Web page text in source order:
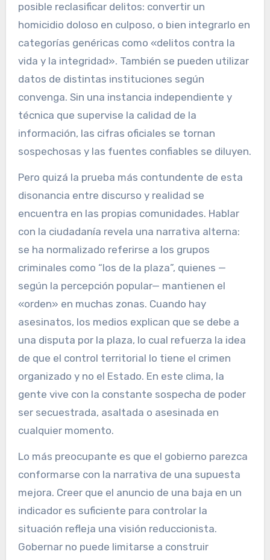
posible reclasificar delitos: convertir un
homicidio doloso en culposo, o bien integrarlo en
categorías genéricas como «delitos contra la
vida y la integridad». También se pueden utilizar
datos de distintas instituciones según
convenga. Sin una instancia independiente y
técnica que supervise la calidad de la
información, las cifras oficiales se tornan
sospechosas y las fuentes confiables se diluyen.
Pero quizá la prueba más contundente de esta
disonancia entre discurso y realidad se
encuentra en las propias comunidades. Hablar
con la ciudadanía revela una narrativa alterna:
se ha normalizado referirse a los grupos
criminales como “los de la plaza”, quienes —
según la percepción popular— mantienen el
«orden» en muchas zonas. Cuando hay
asesinatos, los medios explican que se debe a
una disputa por la plaza, lo cual refuerza la idea
de que el control territorial lo tiene el crimen
organizado y no el Estado. En este clima, la
gente vive con la constante sospecha de poder
ser secuestrada, asaltada o asesinada en
cualquier momento.
Lo más preocupante es que el gobierno parezca
conformarse con la narrativa de una supuesta
mejora. Creer que el anuncio de una baja en un
indicador es suficiente para controlar la
situación refleja una visión reduccionista.
Gobernar no puede limitarse a construir